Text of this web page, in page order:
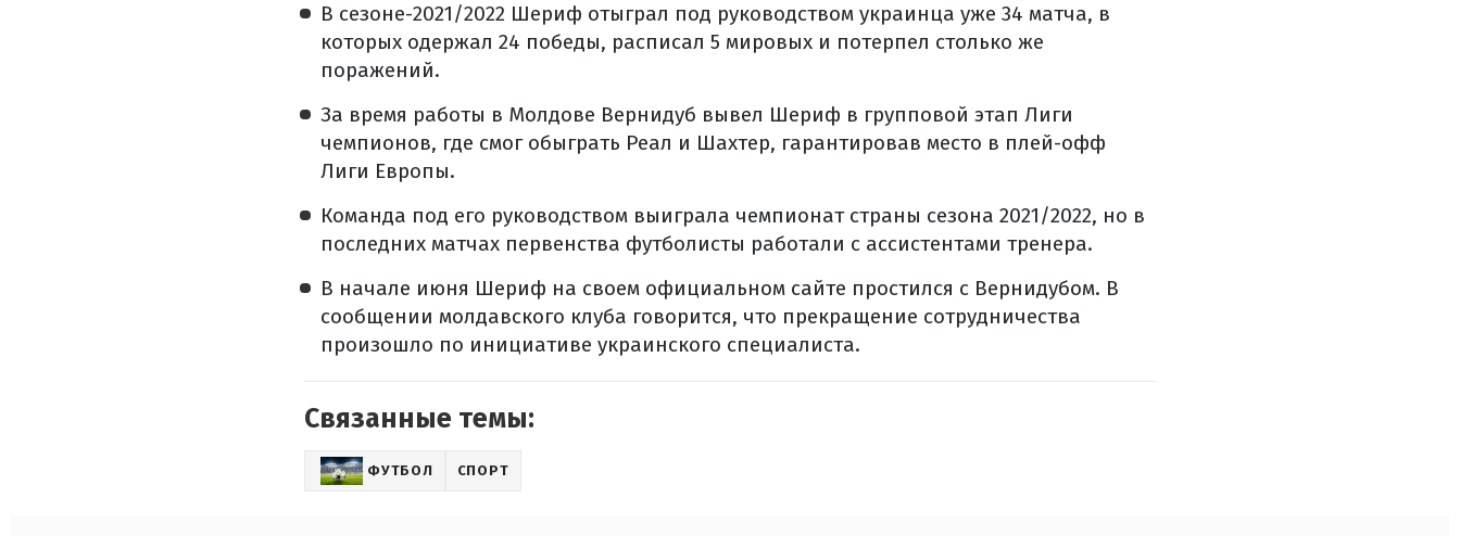
В сезоне-2021/2022 Шериф отыграл под руководством украинца уже 34 матча, в
которых одержал 24 победы, расписал 5 мировых и потерпел столько же
поражений.
За время работы в Молдове Вернидуб вывел Шериф в групповой этап Лиги
чемпионов, где смог обыграть Реал и Шахтер, гарантировав место в плей-офф
Лиги Европы.
Команда под его руководством выиграла чемпионат страны сезона 2021/2022, но в
последних матчах первенства футболисты работали с ассистентами тренера.
В начале июня Шериф на своем официальном сайте простился с Вернидубом. В
сообщении молдавского клуба говорится, что прекращение сотрудничества
произошло по инициативе украинского специалиста.
Связанные темы:
ФУТБОЛ СПОРТ